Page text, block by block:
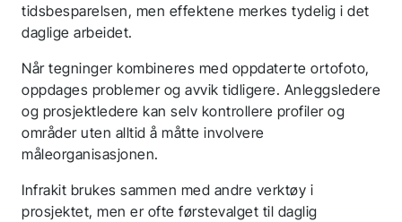
tidsbesparelsen, men effektene merkes tydelig i det
daglige arbeidet.
Når tegninger kombineres med oppdaterte ortofoto,
oppdages problemer og avvik tidligere. Anleggsledere
og prosjektledere kan selv kontrollere profiler og
områder uten alltid å måtte involvere
måleorganisasjonen.
Infrakit brukes sammen med andre verktøy i
prosjektet, men er ofte førstevalget til daglig